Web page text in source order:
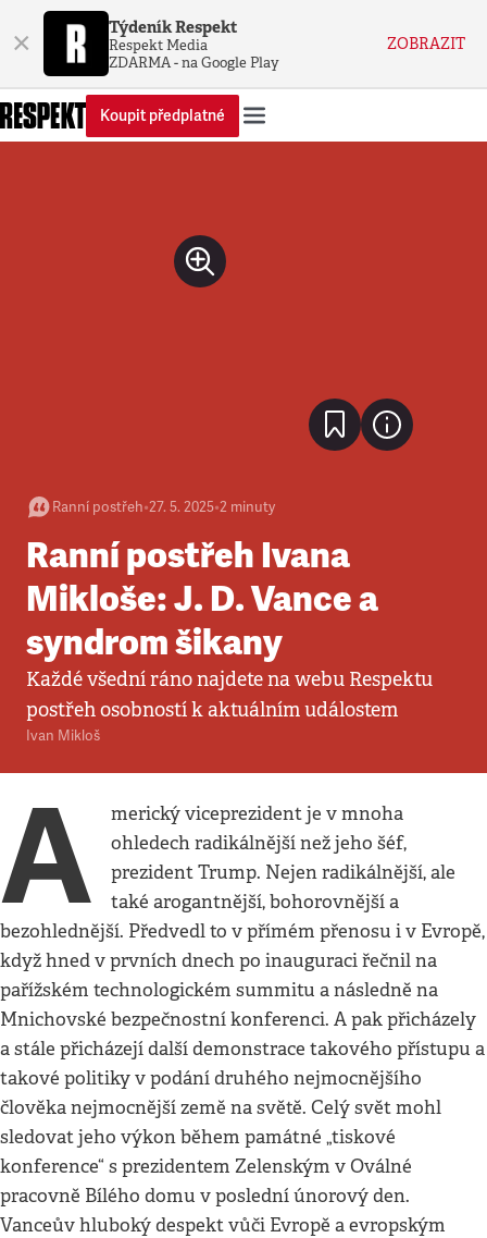
× Týdeník Respekt
Respekt Media
ZDARMA - na Google Play
ZOBRAZIT
Koupit předplatné
Ranní postřeh•27. 5. 2025•2 minuty
Ranní postřeh Ivana
Mikloše: J. D. Vance a
syndrom šikany
Každé všední ráno najdete na webu Respektu
postřeh osobností k aktuálním událostem
Ivan Mikloš
A
merický viceprezident je v mnoha
ohledech radikálnější než jeho šéf,
prezident Trump. Nejen radikálnější, ale
také arogantnější, bohorovnější a
bezohlednější. Předvedl to v přímém přenosu i v Evropě,
když hned v prvních dnech po inauguraci řečnil na
pařížském technologickém summitu a následně na
Mnichovské bezpečnostní konferenci. A pak přicházely
a stále přicházejí další demonstrace takového přístupu a
takové politiky v podání druhého nejmocnějšího
člověka nejmocnější země na světě. Celý svět mohl
sledovat jeho výkon během památné „tiskové
konference“ s prezidentem Zelenským v Oválné
pracovně Bílého domu v poslední únorový den.
Vanceův hluboký despekt vůči Evropě a evropským